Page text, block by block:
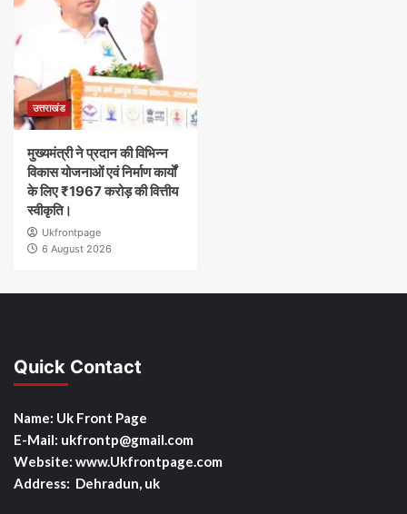
उत्तराखंड
मुख्यमंत्री ने प्रदान की विभिन्न
विकास योजनाओं एवं निर्माण कार्यों
के लिए ₹1967 करोड़ की वित्तीय
स्वीकृति।
Ukfrontpage
6 August 2026
Quick Contact
Name: Uk Front Page
E-Mail: ukfrontp@gmail.com
Website: www.Ukfrontpage.com
Address: Dehradun, uk